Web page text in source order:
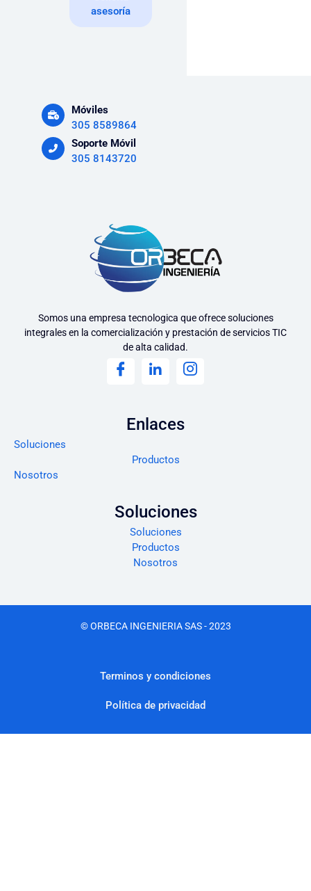
asesoría
Móviles
305 8589864
Soporte Móvil
305 8143720
Somos una empresa tecnologica que ofrece soluciones
integrales en la comercialización y prestación de servicios TIC
de alta calidad.
Enlaces
Soluciones
Productos
Nosotros
Soluciones
Soluciones
Productos
Nosotros
© ORBECA INGENIERIA SAS - 2023
Terminos y condiciones
Política de privacidad